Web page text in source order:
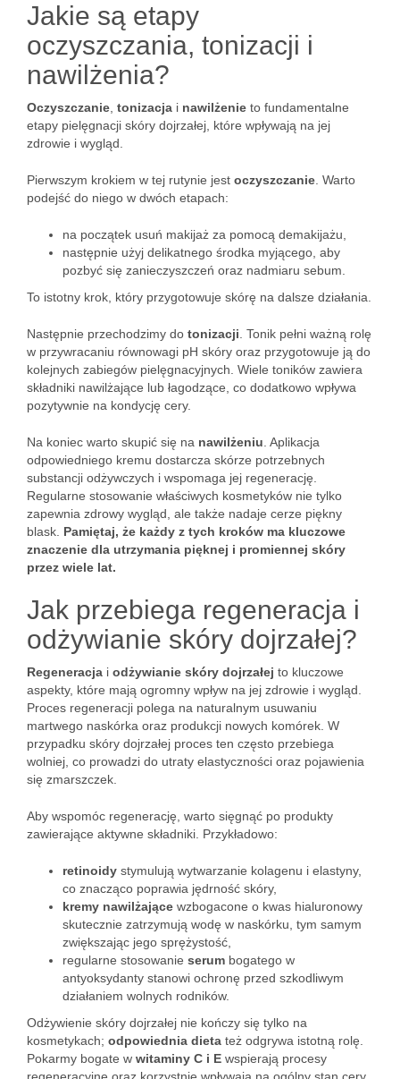
Jakie są etapy
oczyszczania, tonizacji i
nawilżenia?
Oczyszczanie tonizacja i nawilżenie to fundamentalne
etapy pielęgnacji skóry dojrzałej, które wpływają na jej
zdrowie i wygląd.
Pierwszym krokiem w tej rutynie jest oczyszczanie . Warto
podejść do niego w dwóch etapach:
na początek usuń makijaż za pomocą demakijażu,
następnie użyj delikatnego środka myjącego, aby
pozbyć się zanieczyszczeń oraz nadmiaru sebum.
To istotny krok, który przygotowuje skórę na dalsze działania.
Następnie przechodzimy do tonizacji . Tonik pełni ważną rolę
w przywracaniu równowagi pH skóry oraz przygotowuje ją do
kolejnych zabiegów pielęgnacyjnych. Wiele toników zawiera
składniki nawilżające lub łagodzące, co dodatkowo wpływa
pozytywnie na kondycję cery.
Na koniec warto skupić się na nawilżeniu . Aplikacja
odpowiedniego kremu dostarcza skórze potrzebnych
substancji odżywczych i wspomaga jej regenerację.
Regularne stosowanie właściwych kosmetyków nie tylko
zapewnia zdrowy wygląd, ale także nadaje cerze piękny
blask. Pamiętaj, że każdy z tych kroków ma kluczowe
znaczenie dla utrzymania pięknej i promiennej skóry
przez wiele lat.
Jak przebiega regeneracja i
odżywianie skóry dojrzałej?
Regeneracja i odżywianie skóry dojrzałej to kluczowe
aspekty, które mają ogromny wpływ na jej zdrowie i wygląd.
Proces regeneracji polega na naturalnym usuwaniu
martwego naskórka oraz produkcji nowych komórek. W
przypadku skóry dojrzałej proces ten często przebiega
wolniej, co prowadzi do utraty elastyczności oraz pojawienia
się zmarszczek.
Aby wspomóc regenerację, warto sięgnąć po produkty
zawierające aktywne składniki. Przykładowo:
retinoidy stymulują wytwarzanie kolagenu i elastyny,
co znacząco poprawia jędrność skóry,
kremy nawilżające wzbogacone o kwas hialuronowy
skutecznie zatrzymują wodę w naskórku, tym samym
zwiększając jego sprężystość,
regularne stosowanie serum bogatego w
antyoksydanty stanowi ochronę przed szkodliwym
działaniem wolnych rodników.
Odżywienie skóry dojrzałej nie kończy się tylko na
kosmetykach; odpowiednia dieta też odgrywa istotną rolę.
Pokarmy bogate w witaminy C i E wspierają procesy